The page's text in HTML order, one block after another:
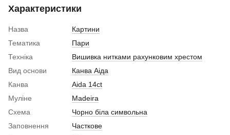
Характеристики
Назва
Картини
Тематика
Пари
Техніка
Вишивка нитками рахунковим хрестом
Вид основи
Канва Аіда
Канва
Aida 14ct
Муліне
Madeira
Схема
Чорно біла символьна
Заповнення
Часткове